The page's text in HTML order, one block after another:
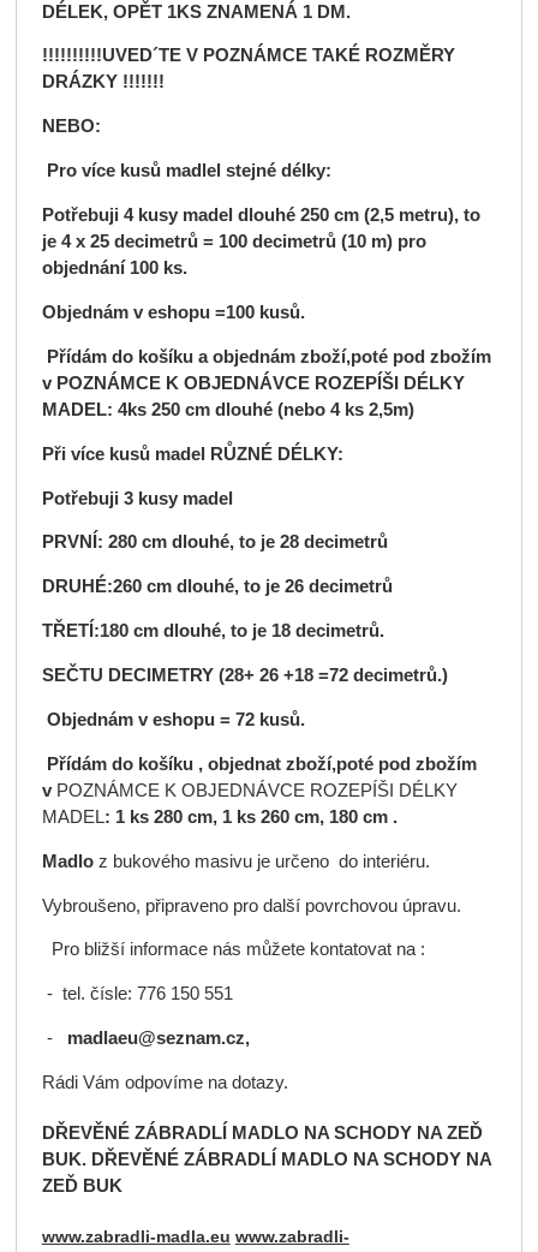
DÉLEK, OPĚT 1KS ZNAMENÁ 1 DM.
!!!!!!!!!!UVED´TE V POZNÁMCE TAKÉ ROZMĚRY
DRÁZKY !!!!!!!
NEBO:
Pro více kusů madlel stejné délky:
Potřebuji 4 kusy madel dlouhé 250 cm (2,5 metru), to
je 4 x 25 decimetrů = 100 decimetrů (10 m) pro
objednání 100 ks.
Objednám v eshopu =100 kusů.
Přídám do košíku a objednám zboží,poté pod zbožím
v POZNÁMCE K OBJEDNÁVCE ROZEPÍŠI DÉLKY
MADEL: 4ks 250 cm dlouhé (nebo 4ks 2,5m)
Při více kusů madel RŮZNÉ DÉLKY:
Potřebuji 3 kusy madel
PRVNÍ: 280 cm dlouhé, to je 28 decimetrů
DRUHÉ:260 cm dlouhé, to je 26 decimetrů
TŘETÍ:180 cm dlouhé, to je 18 decimetrů.
SEČTU DECIMETRY (28+ 26 +18 =72 decimetrů.)
Objednám v eshopu = 72 kusů.
Přídám do košíku , objednat zboží,poté pod zbožím
v POZNÁMCE K OBJEDNÁVCE ROZEPÍŠI DÉLKY
MADEL: 1 ks 280 cm, 1 ks 260 cm, 180 cm .
Madloz bukového masivu je určeno do interiéru.
Vybroušeno, připraveno pro další povrchovou úpravu.
Pro bližší informace nás můžete kontatovat na :
- tel. čísle: 776 150 551
- madlaeu@seznam.cz,
Rádi Vám odpovíme na dotazy.
DŘEVĚNÉ ZÁBRADLÍ MADLO NA SCHODY NA ZEĎ
BUK. DŘEVĚNÉ ZÁBRADLÍ MADLO NA SCHODY NA
ZEĎ BUK
www.zabradli-madla.eu www.zabradli-